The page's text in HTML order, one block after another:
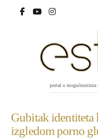
portal o
Gubitak identiteta
izgledom porno